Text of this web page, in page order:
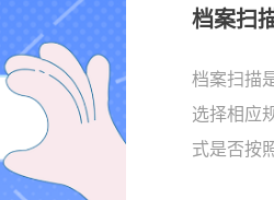
档案扫
档案扫描
选择相应
式是否按